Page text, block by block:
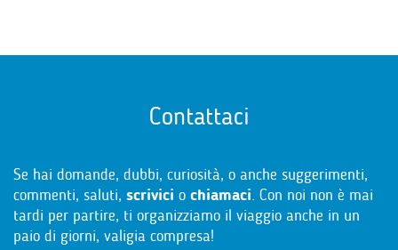
Contattaci
Se hai domande, dubbi, curiosità, o anche suggerimenti,
commenti, saluti, scrivici o chiamaci. Con noi non è mai
tardi per partire, ti organizziamo il viaggio anche in un
paio di giorni, valigia compresa!